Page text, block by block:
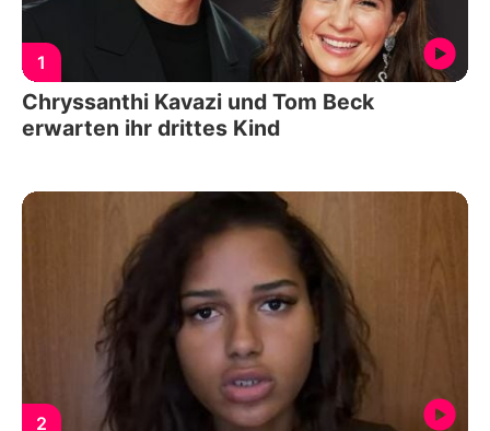
1
Chryssanthi Kavazi und Tom Beck
erwarten ihr drittes Kind
2